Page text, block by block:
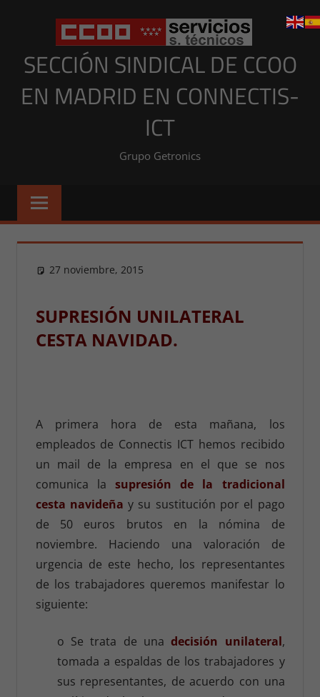
SECCIÓN SINDICAL DE CCOO
EN MADRID EN CONNECTIS-
ICT
Grupo Getronics
27 noviembre, 2015
SUPRESIÓN UNILATERAL
CESTA NAVIDAD.
A primera hora de esta mañana, los
empleados de Connectis ICT hemos recibido
un mail de la empresa en el que se nos
comunica la supresión de la tradicional
cesta navideña y su sustitución por el pago
de 50 euros brutos en la nómina de
noviembre. Haciendo una valoración de
urgencia de este hecho, los representantes
de los trabajadores queremos manifestar lo
siguiente:
o Se trata de unadecisión unilateral,
tomada a espaldas de los trabajadores y
sus representantes, de acuerdo con una